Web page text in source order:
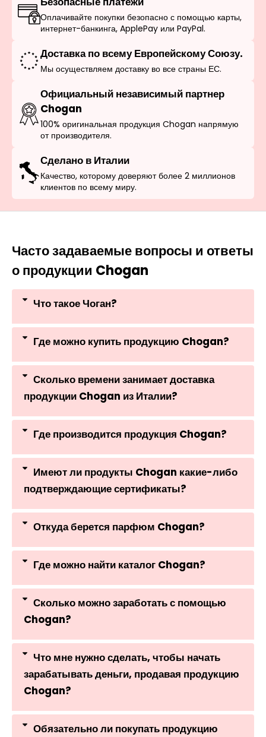
Оплачивайте покупки безопасно с помощью карты,
интернет-банкинга, ApplePay или PayPal.
Доставка по всему Европейскому Союзу.
Мы осуществляем доставку во все страны ЕС.
Официальный независимый партнер
Chogan
100% оригинальная продукция Chogan напрямую
от производителя.
Сделано в Италии
Качество, которому доверяют более 2 миллионов
клиентов по всему миру.
Часто задаваемые вопросы и ответы
о продукции Chogan
Что такое Чоган?
Где можно купить продукцию Chogan?
Сколько времени занимает доставка
продукции Chogan из Италии?
Где производится продукция Chogan?
Имеют ли продукты Chogan какие-либо
подтверждающие сертификаты?
Откуда берется парфюм Chogan?
Где можно найти каталог Chogan?
Сколько можно заработать с помощью
Chogan?
Что мне нужно сделать, чтобы начать
зарабатывать деньги, продавая продукцию
Chogan?
Обязательно ли покупать продукцию